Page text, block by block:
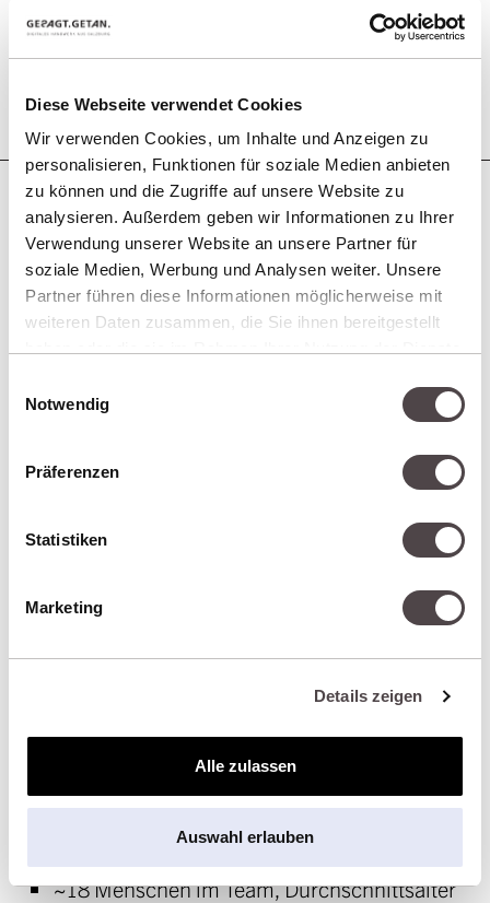
Diese Webseite verwendet Cookies
Wir verwenden Cookies, um Inhalte und Anzeigen zu
personalisieren, Funktionen für soziale Medien anbieten
zu können und die Zugriffe auf unsere Website zu
analysieren. Außerdem geben wir Informationen zu Ihrer
Verwendung unserer Website an unsere Partner für
soziale Medien, Werbung und Analysen weiter. Unsere
Partner führen diese Informationen möglicherweise mit
weiteren Daten zusammen, die Sie ihnen bereitgestellt
Notwendig
Präferenzen
Statistiken
Marketing
Details zeigen
Alle zulassen
Auswahl erlauben
DER KOMFORTZONE –
AUCH FINANZIELL.
GESAGT.GETAN. IN ALLER KÜRZE
Gegründet 2008
~18 Menschen im Team, Durchschnittsalter